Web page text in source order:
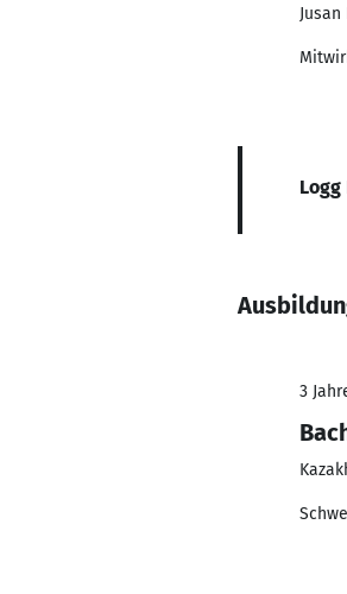
Jusan
3